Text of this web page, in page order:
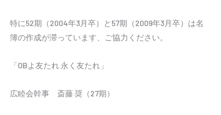
特に52期（2004年3月卒）と57期（2009年3月卒）は名
簿の作成が滞っています、ご協力ください。
「OBよ友たれ 永く友たれ」
広睦会幹事 斎藤 奨（27期）